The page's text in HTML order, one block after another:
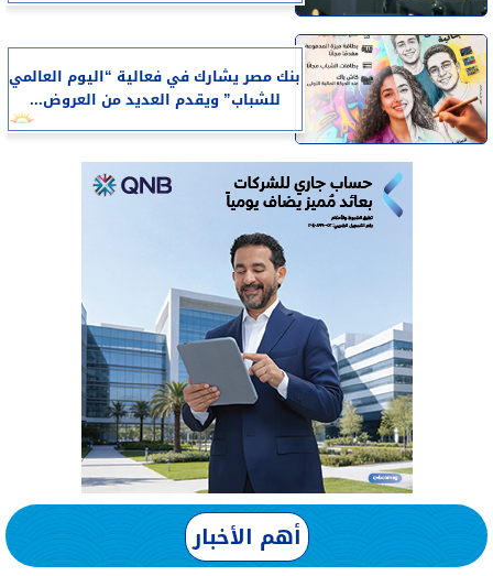
بنك مصر يشارك في فعالية “اليوم العالمي
للشباب” ويقدم العديد من العروض...
أهم الأخبار